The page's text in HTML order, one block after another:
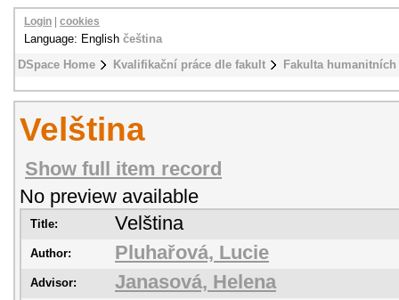
DSpace Home Kvalifikační práce dle fakult Fakulta
Login cookies
Language: English čeština
Velština
Show full item record
No preview available
Title: Velština
Author: Pluhařová, Lucie
Advisor: Janasová, Helena